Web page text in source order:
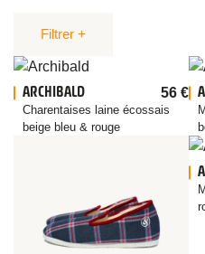
Filtrer
PAR GENRE
Enfant
PAR
Vert
ARCHIBALD 56 €
Charentaises laine écossais
beige bleu & rouge